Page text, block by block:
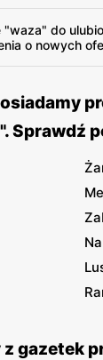
"waza" do
o nowych
Sprawdź
gazetek